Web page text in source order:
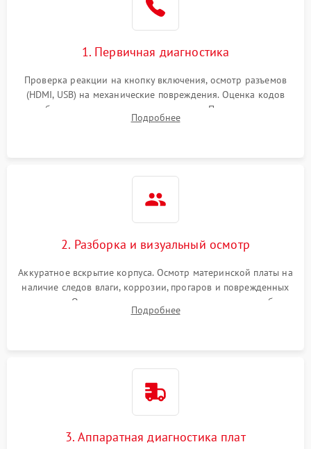
1. Первичная диагностика
Проверка реакции на кнопку включения, осмотр разъемов
(HDMI, USB) на механические повреждения. Оценка кодов
ошибок на экране или по индикаторам. Проверка чтения
дисков, работы геймпадов и наличия гарантийных пломб.
Подробнее
2. Разборка и визуальный осмотр
Аккуратное вскрытие корпуса. Осмотр материнской платы на
наличие следов влаги, коррозии, прогаров и поврежденных
элементов. Оценка состояния системы охлаждения, турбины
кулера и степени загрязнения радиатора пылью.
Подробнее
3. Аппаратная диагностика плат